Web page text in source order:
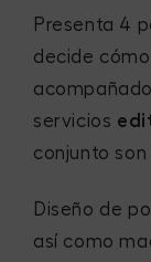
Presenta 4
decide
servicios
conjunto
Diseño de
así como